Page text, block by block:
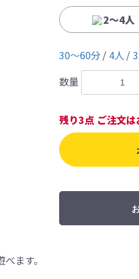
2～4人
30〜60分 4人
数量
残り3点 ご注文は
ます。